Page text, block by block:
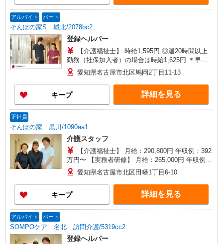
す。 ※介護福祉士のみ、特別職務手当も含む ◎残
与 基本給2.08ヶ月分/年支給
アルバイト パート
そんぽの家S 城北/2078bc2
登録ヘルパー
【介護福祉士】 時給1,595円 ◎週20時間以上
勤務（社保加入者）の場合は時給1,625円 ＊早朝
夜間（〜8:00、18:00〜）：時給1,994円〜 ＊日曜
祝日：時給1,895円〜 【実務者研修・初任者研修
（ヘルパー1級・2級）】 時給1,515円 ◎週20時間
以上勤務（社保加入者）の場合は時給1,545円 ＊
早朝夜間（〜8:00、18:00〜）：時給1,894円〜 ＊
が同時給 ◎キャンセル手当：職務時給の60％支給
愛知県名古屋市北区鳩岡2丁目11-13
キープ 詳細を見る
正社員
そんぽの家 黒川/1090aa1
介護スタッフ
【介護福祉士】 月給：290,800円 年収例：392
万円〜 【実務者研修】 月給：265,000円 年収例：
360万円〜 【初任者研修・無資格】 月給：
249,300円 年収例：337万円〜 ※職務手当、働き
がい向上手当、日祝手当（月平均2回分）、夜勤手
当（月平均5回分）等、毎月平均的に支払われる手
当を含みます。 ※介護福祉士のみ、特別職務手当
分〜） ◎賞与 基本給2.08ヶ月分/年支給
愛知県名古屋市北区田幡1丁目6-10
キープ 詳細を見る
アルバイト パート
SOMPOケア 名北 訪問介護/5319cc2
登録ヘルパー